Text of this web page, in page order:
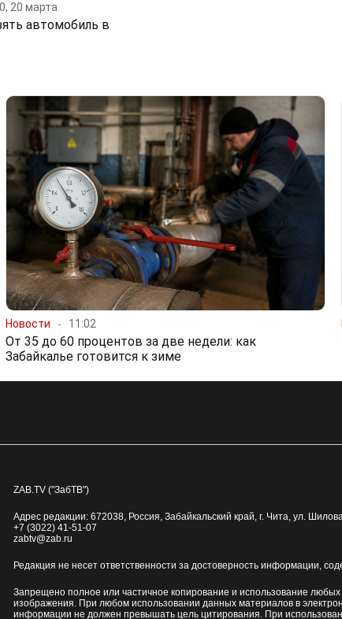
20 марта
автомобиль в
Новости 11:02
От 35 до 60 процентов за две недели: как
Забайкалье готовится к зиме
ZAB.TV ("ЗабТВ")
Адрес редакции: 672038, Россия, Забайкальский край, г. Чита ул.
+7 (3022) 41-51-07
zabtv@zab.ru
Редакция не несет ответственности за достоверность информации,
Запрещено полное или частичное копирование и использование
изображения. При любом использовании данных материалов в
информации не должен превышать цель цитирования. При